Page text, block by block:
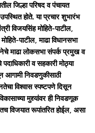
जिल्हा परिषद व पंचायत
होते. या प्रचार शुभारंभ
विजयसिंह मोहिते-पाटील,
पाटील, माढा विधानसभा
माढा लोकसभा संपर्क प्रमुख व
व सहकारी मोठ्या
आगामी निवडणुकीसाठी
विश्वास स्पष्टपणे दिसून
मुद्द्यांवर ही निवडणूक
विजयात रूपांतरित होईल, असा